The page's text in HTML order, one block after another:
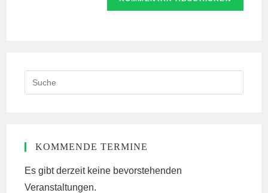
this
KOMMENDE TERMINE
Es gibt derzeit keine bevorstehenden
Veranstaltungen.